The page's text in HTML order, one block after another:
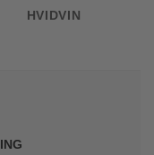
HVIDVIN